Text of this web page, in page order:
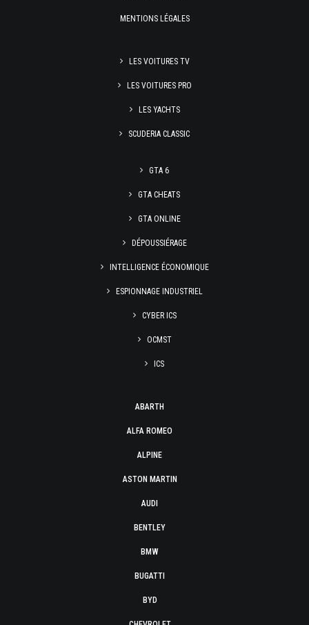
MENTIONS LÉGALES
LES VOITURES TV
LES VOITURES PRO
LES YACHTS
SCUDERIA CLASSIC
GTA 6
GTA CHEATS
GTA ONLINE
DÉPOUSSIÉRAGE
INTELLIGENCE ÉCONOMIQUE
ESPIONNAGE INDUSTRIEL
CYBER ICS
OCMST
ICS
ABARTH
ALFA ROMEO
ALPINE
ASTON MARTIN
AUDI
BENTLEY
BMW
BUGATTI
BYD